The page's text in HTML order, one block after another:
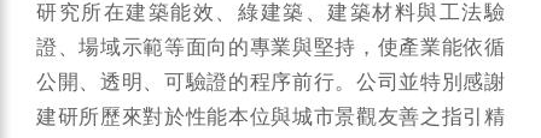
研究所在建築能效、綠建築、建築材料與工法驗
證、場域示範等面向的專業與堅持，使產業能依循
公開、透明、可驗證的程序前行。公司並特別感謝
建研所歷來對於性能本位與城市景觀友善之指引精